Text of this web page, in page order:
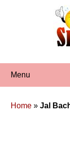
Menu
Home »Jal